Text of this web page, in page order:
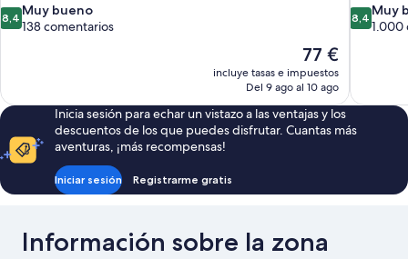
8.4
sobre
138 comentarios
8,4 Muy bueno
138 comentarios
El
precio
actual
de
77 €
77 €
incluye tasas e impuestos
Del 9 ago al 10 ago
8.4
sobre
1.000
8,4 Muy
1.000
Inicia sesión para echar un vistazo a las ventajas y los
descuentos de los que puedes disfrutar. Cuantas más
aventuras, ¡más recompensas!
Iniciar sesión Registrarme gratis
Información sobre la zona